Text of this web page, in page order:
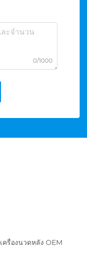
0/1000
เครื่องนวดหลัง OEM